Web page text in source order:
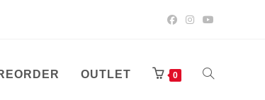
OUTLET 0 UKLJUČI/